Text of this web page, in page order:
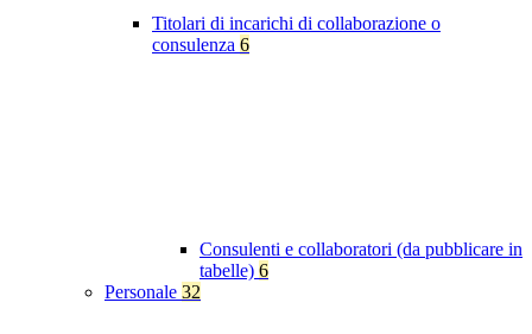
Titolari di incarichi di collaborazione o
consulenza 6
Consulenti e collaboratori (da pubblicare in
tabelle) 6
Personale 32